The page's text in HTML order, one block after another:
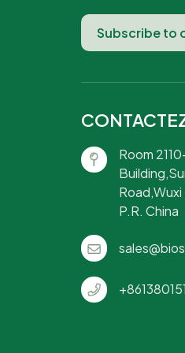
Room
Road,Wuxi
P.R. China